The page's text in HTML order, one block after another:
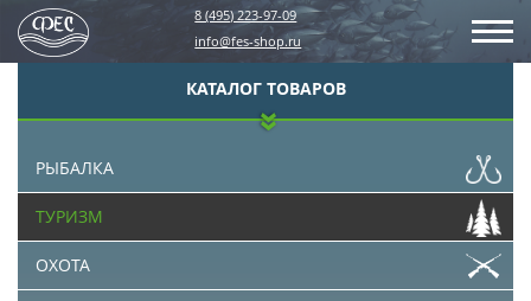
8 (495) 223-97-09
info@fes-shop.ru
КАТАЛОГ ТОВАРОВ
РЫБАЛКА
ТУРИЗМ
ОХОТА